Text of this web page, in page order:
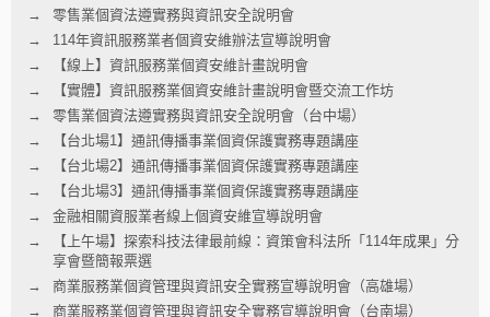
零售業個資法遵實務與資訊安全說明會
114年資訊服務業者個資安維辦法宣導說明會
【線上】資訊服務業個資安維計畫說明會
【實體】資訊服務業個資安維計畫說明會暨交流工作坊
零售業個資法遵實務與資訊安全說明會（台中場）
【台北場1】通訊傳播事業個資保護實務專題講座
【台北場2】通訊傳播事業個資保護實務專題講座
【台北場3】通訊傳播事業個資保護實務專題講座
金融相關資服業者線上個資安維宣導說明會
【上午場】探索科技法律最前線：資策會科法所「114年成果」分
享會暨簡報票選
商業服務業個資管理與資訊安全實務宣導說明會（高雄場）
商業服務業個資管理與資訊安全實務宣導說明會（台南場）